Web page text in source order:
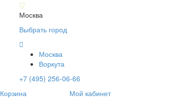
Москва
Выбрать город
Москва
Воркута
+7 (495) 256-06-66
Корзина Мой кабинет